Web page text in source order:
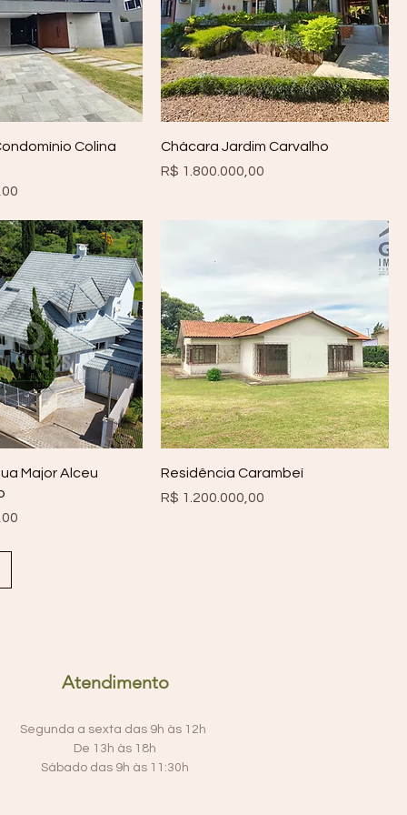
Colina
Chácara Jardim Carvalho
Preço
R$ 1.800.000,00
Major Alceu
Residência Carambeí
Preço
R$ 1.200.000,00
Atendimento
Segunda a sexta das 9h às 12h
De 13h às 18h
Sábado das 9h às 11:30h